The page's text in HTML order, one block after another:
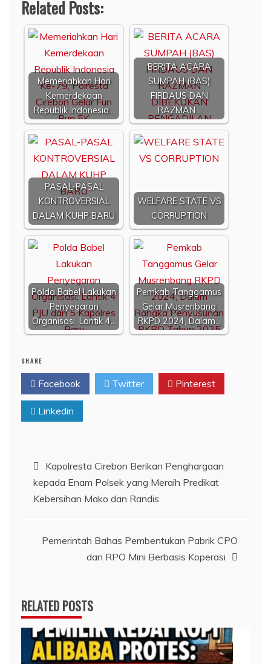
Related Posts:
Memeriahkan Hari
Kemerdekaan
Republik Indonesia…
BERITA ACARA
SUMPAH (BAS)
FIRDAUS DAN
RAZMAN…
PASAL-PASAL
KONTROVERSIAL
DALAM KUHP BARU
WELFARE STATE VS
CORRUPTION
Polda Babel Lakukan
Penyegaran
Organisasi, Lantik 4…
Pemkab Tanggamus
Gelar Musrenbang
RKPD 2024, Dalam…
SHARE
Facebook Twitter Pinterest
Linkedin
Navigasi
pos
Kapolresta Cirebon Berikan Penghargaan
kepada Enam Polsek yang Meraih Predikat
Kebersihan Mako dan Randis
Pemerintah Bahas Pembentukan Pabrik CPO
dan RPO Mini Berbasis Koperasi
RELATED POSTS